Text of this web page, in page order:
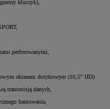
kluczyk),
perforowanymi,
ekranem dotykowym (10,5" HD)
transmisją danych,
hamowania,